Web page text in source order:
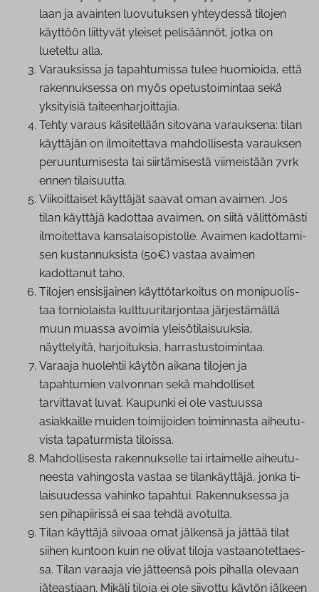
laan ja avainten luovutuksen yhteydessä tilojen
käyttöön liittyvät yleiset pelisäännöt, jotka on
lueteltu alla.
Varauksissa ja ta­pah­tu­mis­sa tulee huomioida, että
ra­ken­nuk­ses­sa on myös ope­tus­toi­min­taa sekä
yksityisiä tai­teen­har­joit­ta­jia.
Tehty varaus käsitellään sitovana varauksena: tilan
käyttäjän on il­moi­tet­ta­va mah­dol­li­ses­ta varauksen
pe­ruun­tu­mi­ses­ta tai siir­tä­mi­ses­tä viimeistään 7vrk
ennen tilaisuutta.
Vii­koit­tai­set käyttäjät saavat oman avaimen. Jos
tilan käyttäjä kadottaa avaimen, on siitä vä­lit­tö­mäs­ti
il­moi­tet­ta­va kan­sa­lais­opis­tol­le. Avaimen ka­dot­ta­mi­
sen kus­tan­nuk­sis­ta (50€) vastaa avaimen
kadottanut taho.
Tilojen en­si­si­jai­nen käyt­tö­tar­koi­tus on mo­ni­puo­lis­
taa tor­nio­lais­ta kult­tuu­ri­tar­jon­taa jär­jes­tä­mäl­lä
muun muassa avoimia ylei­sö­ti­lai­suuk­sia,
näyttelyitä, har­joi­tuk­sia, har­ras­tus­toi­min­taa.
Varaaja huolehtii käytön aikana tilojen ja
tapahtumien valvonnan sekä mahdolliset
tarvittavat luvat. Kaupunki ei ole vastuussa
asiakkaille muiden toimijoiden toiminnasta ai­heu­tu­
vis­ta ta­pa­tur­mis­ta tiloissa.
Mah­dol­li­ses­ta ra­ken­nuk­sel­le tai irtaimelle ai­heu­tu­
nees­ta vahingosta vastaa se ti­lan­käyt­tä­jä, jonka ti­
lai­suu­des­sa vahinko tapahtui. Ra­ken­nuk­ses­sa ja
sen pi­ha­pii­ris­sä ei saa tehdä avotulta.
Tilan käyttäjä siivoaa omat jälkensä ja jättää tilat
siihen kuntoon kuin ne olivat tiloja vas­taa­no­tet­taes­
sa. Tilan varaaja vie jätteensä pois pihalla olevaan
jäteastiaan. Mikäli tiloja ei ole siivottu käytön jälkeen